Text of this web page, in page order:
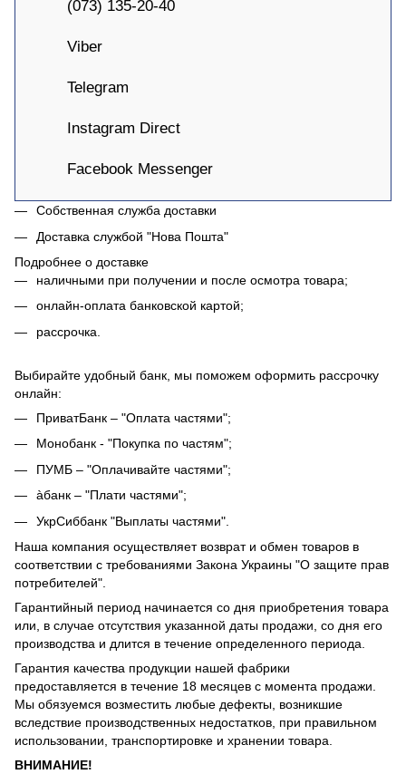
(073) 135-20-40
Viber
Telegram
Instagram Direct
Facebook Messenger
Собственная служба доставки
Доставка службой "Нова Пошта"
Подробнее о доставке
наличными при получении и после осмотра товара;
онлайн-оплата банковской картой;
рассрочка.
Выбирайте удобный банк, мы поможем оформить рассрочку
онлайн:
ПриватБанк – "Оплата частями";
Монобанк - "Покупка по частям";
ПУМБ – "Оплачивайте частями";
àбанк – "Плати частями";
УкрСиббанк "Выплаты частями".
Наша компания осуществляет возврат и обмен товаров в
соответствии с требованиями Закона Украины "О защите прав
потребителей".
Гарантийный период начинается со дня приобретения товара
или, в случае отсутствия указанной даты продажи, со дня его
производства и длится в течение определенного периода.
Гарантия качества продукции нашей фабрики
предоставляется в течение 18 месяцев с момента продажи.
Мы обязуемся возместить любые дефекты, возникшие
вследствие производственных недостатков, при правильном
использовании, транспортировке и хранении товара.
ВНИМАНИЕ!